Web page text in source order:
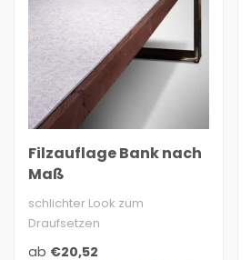
Filzauflage Bank nach
Maß
schlichter Look zum
Draufsetzen
5 mm Filz: Wollfilz aus 100%
ab €20,52